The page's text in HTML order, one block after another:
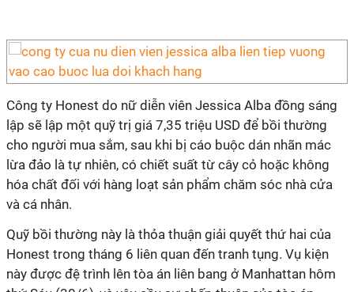
Công ty Honest do nữ diễn viên Jessica Alba đồng sáng
lập sẽ lập một quỹ trị giá 7,35 triệu USD để bồi thường
cho người mua sắm, sau khi bị cáo buộc dán nhãn mác
lừa đảo là tự nhiên, có chiết suất từ cây cỏ hoặc không
hóa chất đối với hàng loạt sản phẩm chăm sóc nhà cửa
và cá nhân.
Quỹ bồi thường này là thỏa thuận giải quyết thứ hai của
Honest trong tháng 6 liên quan đến tranh tụng. Vụ kiện
này được đệ trình lên tòa án liên bang ở Manhattan hôm